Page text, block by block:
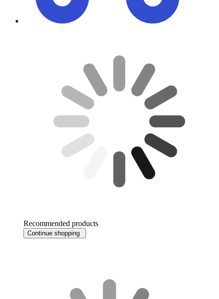
Recommended products
Continue shopping